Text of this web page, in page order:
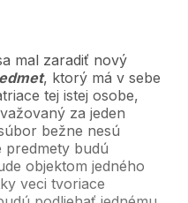
mal zaradiť nový
, ktorý má v sebe
tej istej osobe,
za jeden
bežne nesú
predmety budú
objektom jedného
veci tvoriace